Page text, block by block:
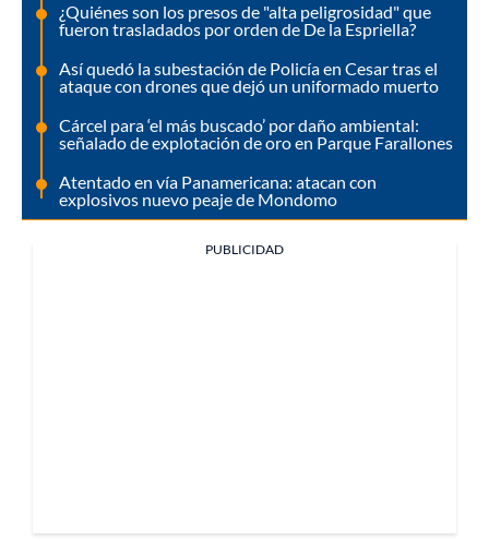
¿Quiénes son los presos de "alta peligrosidad" que
fueron trasladados por orden de De la Espriella?
Así quedó la subestación de Policía en Cesar tras el
ataque con drones que dejó un uniformado muerto
Cárcel para ‘el más buscado’ por daño ambiental:
señalado de explotación de oro en Parque Farallones
Atentado en vía Panamericana: atacan con
explosivos nuevo peaje de Mondomo
PUBLICIDAD